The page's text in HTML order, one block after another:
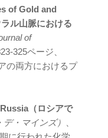
of Gold and
ル山脈における
of
325ページ、
の両方におけるプ
（ロシアで
・マインズ）